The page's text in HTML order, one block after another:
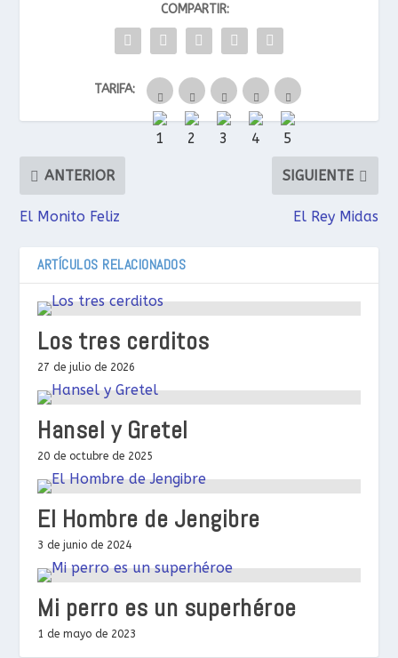
COMPARTIR:
TARIFA:
ANTERIOR
El Monito Feliz
SIGUIENTE
El Rey Midas
ARTÍCULOS RELACIONADOS
Los tres cerditos
27 de julio de 2026
Hansel y Gretel
20 de octubre de 2025
El Hombre de Jengibre
3 de junio de 2024
Mi perro es un superhéroe
1 de mayo de 2023